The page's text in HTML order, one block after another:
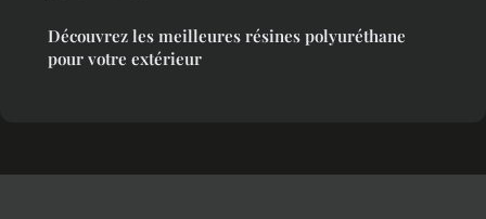
Découvrez les meilleures résines polyuréthane
pour votre extérieur